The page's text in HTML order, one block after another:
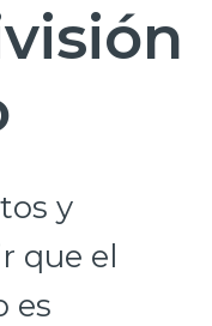
y
que el
es